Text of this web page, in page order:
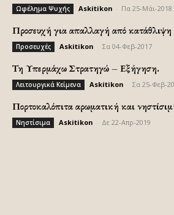
Ωφέλημα Ψυχής Askitikon Πα 25-Μάι-2018
Προσευχή για απαλλαγή από
Προσευχές Askitikon Σα 04-Φεβ-2017
Τη Υπερμάχω Στρατηγώ – Εξήγηση.
Λειτουργικά Κείμενα Askitikon Σα 25-Φεβ-
Πορτοκαλόπιτα αρωματική και
Νηστίσιμα Askitikon Δε 22-Απρ-2019